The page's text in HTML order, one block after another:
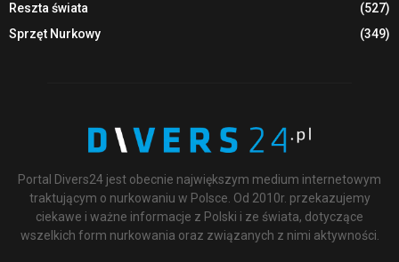
Reszta świata
(527)
Sprzęt Nurkowy
(349)
Portal Divers24 jest obecnie największym medium internetowym
traktującym o nurkowaniu w Polsce. Od 2010r. przekazujemy
ciekawe i ważne informacje z Polski i ze świata, dotyczące
wszelkich form nurkowania oraz związanych z nimi aktywności.